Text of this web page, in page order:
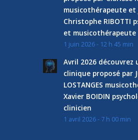
musicothérapeute et
Christophe RIBOTTI
et musicothérapeute
1 juin 2026 - 12 h 45 min
Avril 2026 découvrez
clinique proposé par
LOSTANGES
Xavier BOIDIN
clinicien
1 avril 2026 - 7 h 00 min